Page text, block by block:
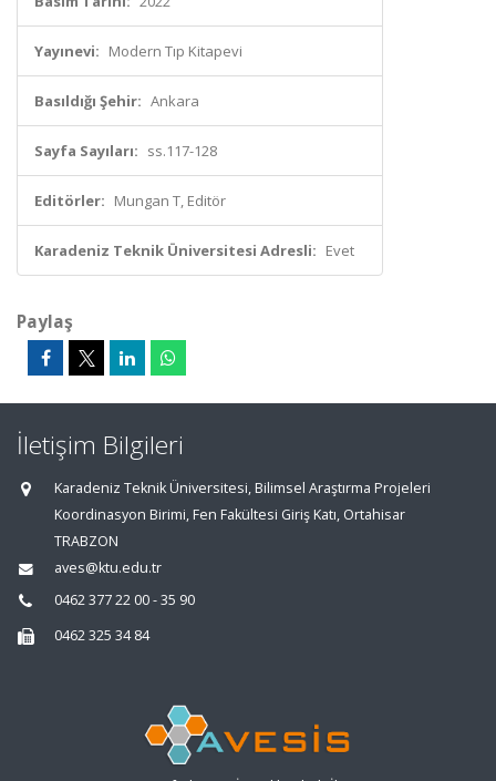
Yayınevi: Modern Tıp Kitapevi
Basıldığı Şehir: Ankara
Sayfa Sayıları: ss.117-128
Editörler: Mungan T, Editör
Karadeniz Teknik Üniversitesi Adresli: Evet
Paylaş
İletişim Bilgileri
Karadeniz Teknik Üniversitesi, Bilimsel Araştırma Projeleri
Koordinasyon Birimi, Fen Fakültesi Giriş Katı, Ortahisar
TRABZON
aves@ktu.edu.tr
0462 377 22 00 - 35 90
0462 325 34 84